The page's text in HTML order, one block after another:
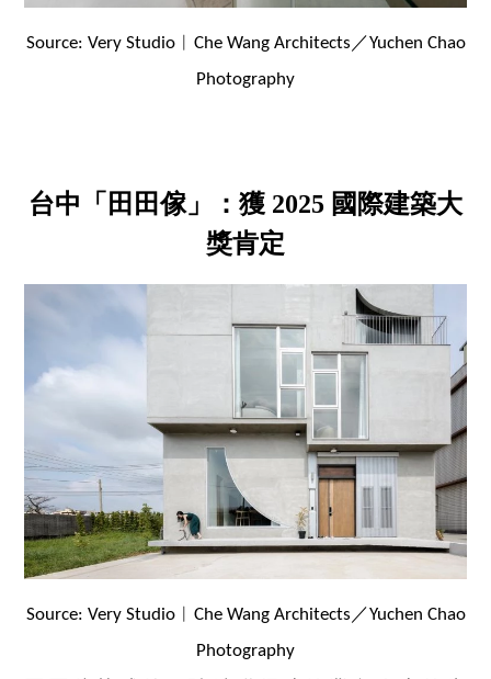
Source: Very Studio︱Che Wang Architects／Yuchen Chao
Photography
台中「田田傢」：獲 2025 國際建築大
獎肯定
Source: Very Studio︱Che Wang Architects／Yuchen Chao
Photography